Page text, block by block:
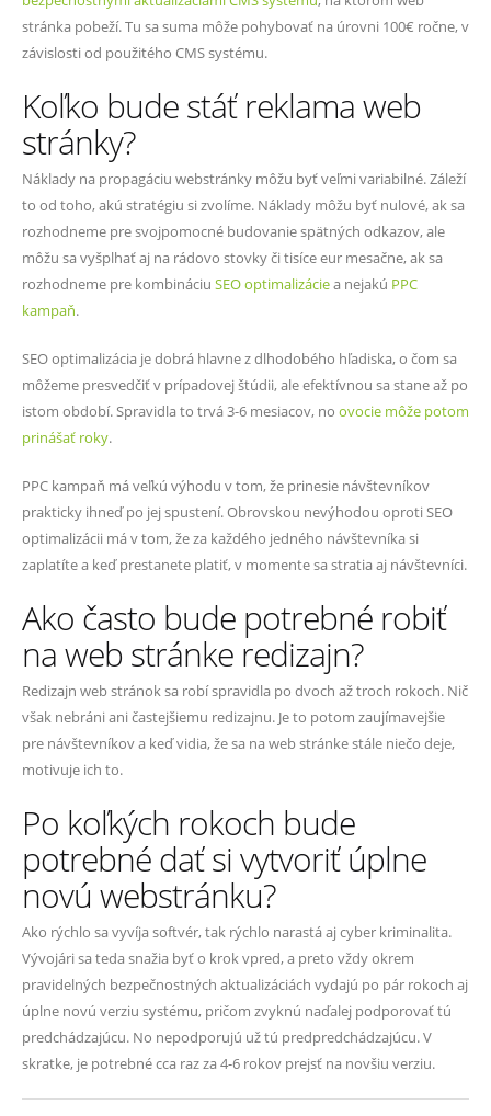
stránka pobeží. Tu sa suma môže pohybovať na úrovni 100€ ročne, v
závislosti od použitého CMS systému.
Koľko bude stáť reklama web
stránky?
Náklady na propagáciu webstránky môžu byť veľmi variabilné. Záleží
to od toho, akú stratégiu si zvolíme. Náklady môžu byť nulové, ak sa
rozhodneme pre svojpomocné budovanie spätných odkazov, ale
môžu sa vyšplhať aj na rádovo stovky či tisíce eur mesačne, ak sa
rozhodneme pre kombináciu SEO optimalizáciea nejakú PPC
kampaň.
SEO optimalizácia je dobrá hlavne z dlhodobého hľadiska, o čom sa
môžeme presvedčiť v prípadovej štúdii, ale efektívnou sa stane až po
istom období. Spravidla to trvá 3-6 mesiacov, no ovocie môže potom
prinášať roky.
PPC kampaň má veľkú výhodu v tom, že prinesie návštevníkov
prakticky ihneď po jej spustení. Obrovskou nevýhodou oproti SEO
optimalizácii má v tom, že za každého jedného návštevníka si
zaplatíte a keď prestanete platiť, v momente sa stratia aj návštevníci.
Ako často bude potrebné robiť
na web stránke redizajn?
Redizajn web stránok sa robí spravidla po dvoch až troch rokoch. Nič
však nebráni ani častejšiemu redizajnu. Je to potom zaujímavejšie
pre návštevníkov a keď vidia, že sa na web stránke stále niečo deje,
motivuje ich to.
Po koľkých rokoch bude
potrebné dať si vytvoriť úplne
novú webstránku?
Ako rýchlo sa vyvíja softvér, tak rýchlo narastá aj cyber kriminalita.
Vývojári sa teda snažia byť o krok vpred, a preto vždy okrem
pravidelných bezpečnostných aktualizáciách vydajú po pár rokoch aj
úplne novú verziu systému, pričom zvyknú naďalej podporovať tú
predchádzajúcu. No nepodporujú už tú predpredchádzajúcu. V
skratke, je potrebné cca raz za 4-6 rokov prejsť na novšiu verziu.